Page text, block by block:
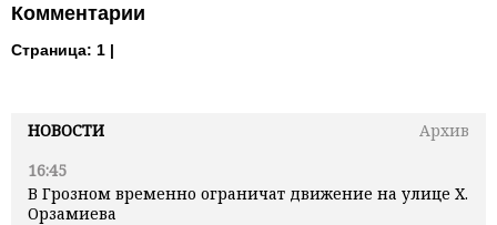
НОВОСТИ
Архив
16:45
В Грозном временно ограничат движение на улице Х.
Орзамиева
Комментарии
Страница: 1 |